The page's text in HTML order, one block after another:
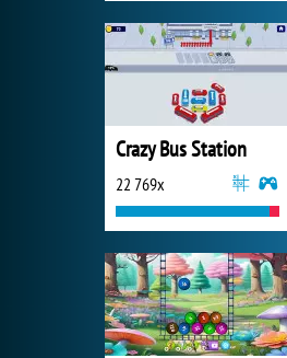
Crazy Bus Station
22 769x